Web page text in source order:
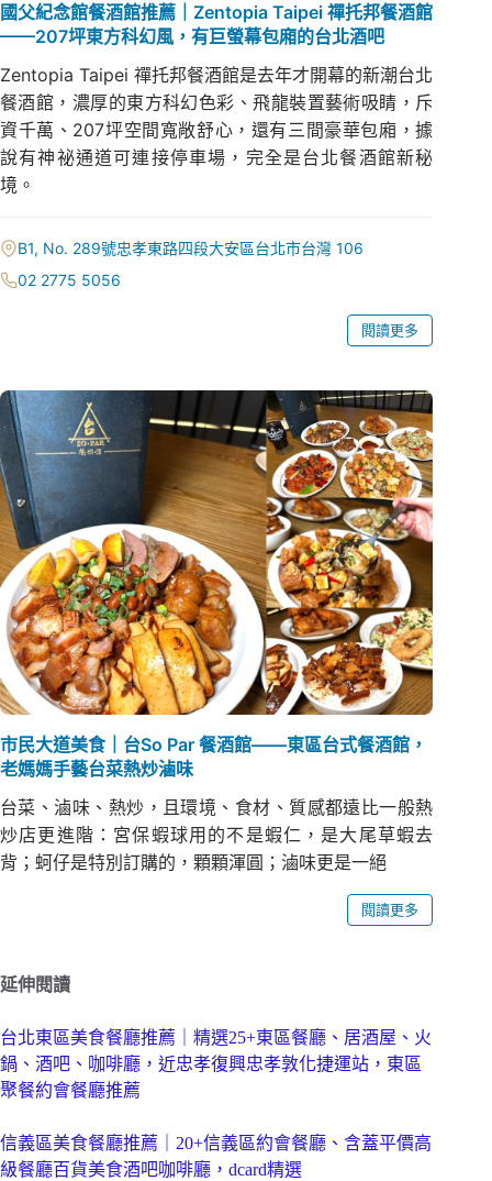
國父紀念館餐酒館推薦｜Zentopia Taipei 禪托邦餐酒館
——207坪東方科幻風，有巨螢幕包廂的台北酒吧
Zentopia Taipei 禪托邦餐酒館是去年才開幕的新潮台北
餐酒館，濃厚的東方科幻色彩、飛龍裝置藝術吸睛，斥
資千萬、207坪空間寬敞舒心，還有三間豪華包廂，據
說有神祕通道可連接停車場，完全是台北餐酒館新秘
境。
B1, No. 289號忠孝東路四段大安區台北市台灣 106
02 2775 5056
閱讀更多
市民大道美食｜台So Par 餐酒館——東區台式餐酒館，
老媽媽手藝台菜熱炒滷味
台菜、滷味、熱炒，且環境、食材、質感都遠比一般熱
炒店更進階：宮保蝦球用的不是蝦仁，是大尾草蝦去
背；蚵仔是特別訂購的，顆顆渾圓；滷味更是一絕
閱讀更多
延伸閱讀
台北東區美食餐廳推薦｜精選25+東區餐廳、居酒屋、火
鍋、酒吧、咖啡廳，近忠孝復興忠孝敦化捷運站，東區
聚餐約會餐廳推薦
信義區美食餐廳推薦｜20+信義區約會餐廳、含蓋平價高
級餐廳百貨美食酒吧咖啡廳，dcard精選